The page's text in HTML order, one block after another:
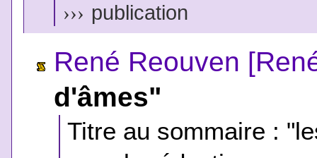
››› publication
René Reouven
d'âmes"
Titre au sommaire :